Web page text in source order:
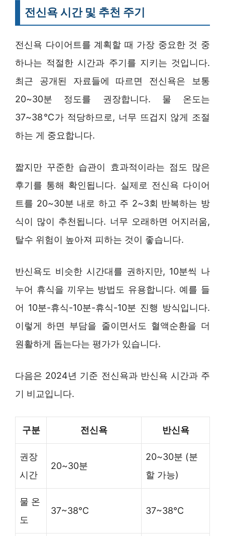
전신욕 시간 및 추천 주기
전신욕 다이어트를 계획할 때 가장 중요한 것 중
하나는 적절한 시간과 주기를 지키는 것입니다.
최근 공개된 자료들에 따르면 전신욕은 보통
20~30분 정도를 권장합니다. 물 온도는
37~38℃가 적당하므로, 너무 뜨겁지 않게 조절
하는 게 중요합니다.
짧지만 꾸준한 습관이 효과적이라는 점도 많은
후기를 통해 확인됩니다. 실제로 전신욕 다이어
트를 20~30분 내로 하고 주 2~3회 반복하는 방
식이 많이 추천됩니다. 너무 오래하면 어지러움,
탈수 위험이 높아져 피하는 것이 좋습니다.
반신욕도 비슷한 시간대를 권하지만, 10분씩 나
누어 휴식을 끼우는 방법도 유용합니다. 예를 들
어 10분-휴식-10분-휴식-10분 진행 방식입니다.
이렇게 하면 부담을 줄이면서도 혈액순환을 더
원활하게 돕는다는 평가가 있습니다.
다음은 2024년 기준 전신욕과 반신욕 시간과 주
기 비교입니다.
구분 전신욕 반신욕
권장
시간
20~30분
20~30분 (분
할 가능)
물 온
도
37~38℃ 37~38℃